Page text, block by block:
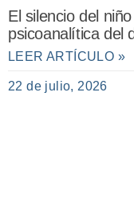
El silencio del
psicoanalítica del
LEER ARTÍCULO »
22 de julio, 2026